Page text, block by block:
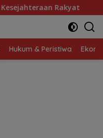
Baru 10 Persen, Aktivasi
Hukum & Peristiwa